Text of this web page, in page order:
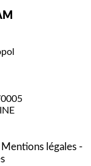
Mentions légales -